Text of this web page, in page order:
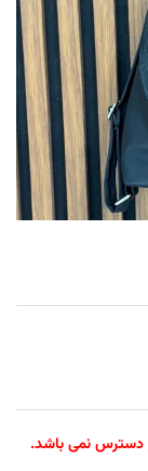
دسترس نمی باشد.